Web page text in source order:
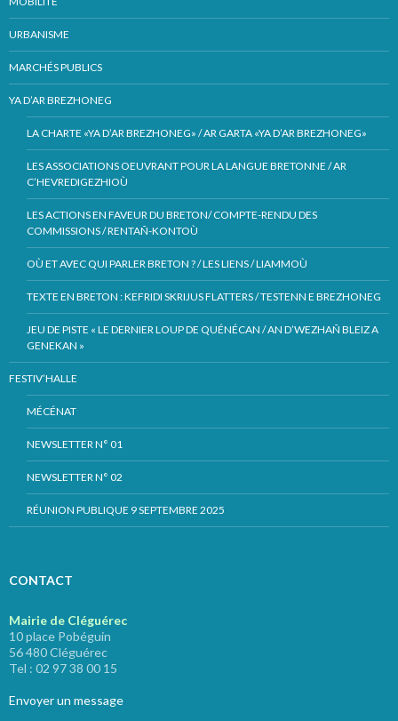
URBANISME
MARCHÉS PUBLICS
YA D’AR BREZHONEG
LA CHARTE «YA D’AR BREZHONEG» / AR GARTA «YA D’AR BREZHONEG»
LES ASSOCIATIONS OEUVRANT POUR LA LANGUE BRETONNE / AR
C’HEVREDIGEZHIOÙ
LES ACTIONS EN FAVEUR DU BRETON/ COMPTE-RENDU DES
COMMISSIONS / RENTAÑ-KONTOÙ
OÙ ET AVEC QUI PARLER BRETON ? / LES LIENS / LIAMMOÙ
TEXTE EN BRETON : KEFRIDI SKRIJUS FLATTERS / TESTENN E BREZHONEG
JEU DE PISTE « LE DERNIER LOUP DE QUÉNÉCAN / AN D’WEZHAÑ BLEIZ A
GENEKAN »
FESTIV’HALLE
MÉCÉNAT
NEWSLETTER N° 01
NEWSLETTER N° 02
RÉUNION PUBLIQUE 9 SEPTEMBRE 2025
CONTACT
Mairie de Cléguérec
10 place Pobéguin
56 480 Cléguérec
Tel : 02 97 38 00 15
Envoyer un message